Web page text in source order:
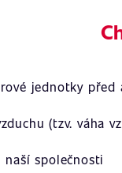
jednotky před
(tzv. váha
společnosti